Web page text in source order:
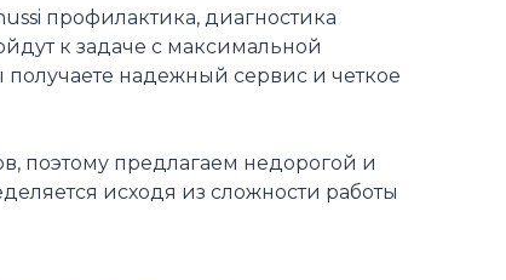
профилактика, диагностика
к задаче с максимальной
надежный сервис и четкое
поэтому предлагаем недорогой и
исходя из сложности работы